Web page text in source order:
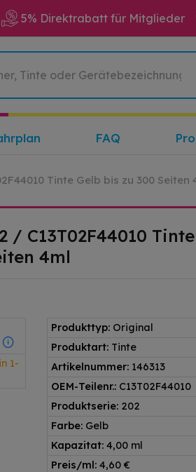
5% Direktrabatt für Mitglieder
FAQ
Tinte Gelb bis zu 300 Seiten
/ C13T02F44010 Tinte
4ml
1-
Produkttyp: Original
Produktart: Tinte
Artikelnummer: 146313
OEM-Teilenr.: C13T02F44010
Produktserie: 202
Farbe: Gelb
Kapazitat: 4,00 ml
Preis/ml: 4,60 €